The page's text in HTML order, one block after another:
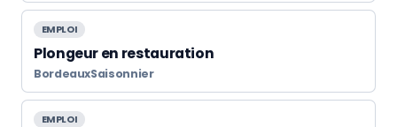
EMPLOI
Plongeur en restauration
BordeauxSaisonnier
EMPLOI